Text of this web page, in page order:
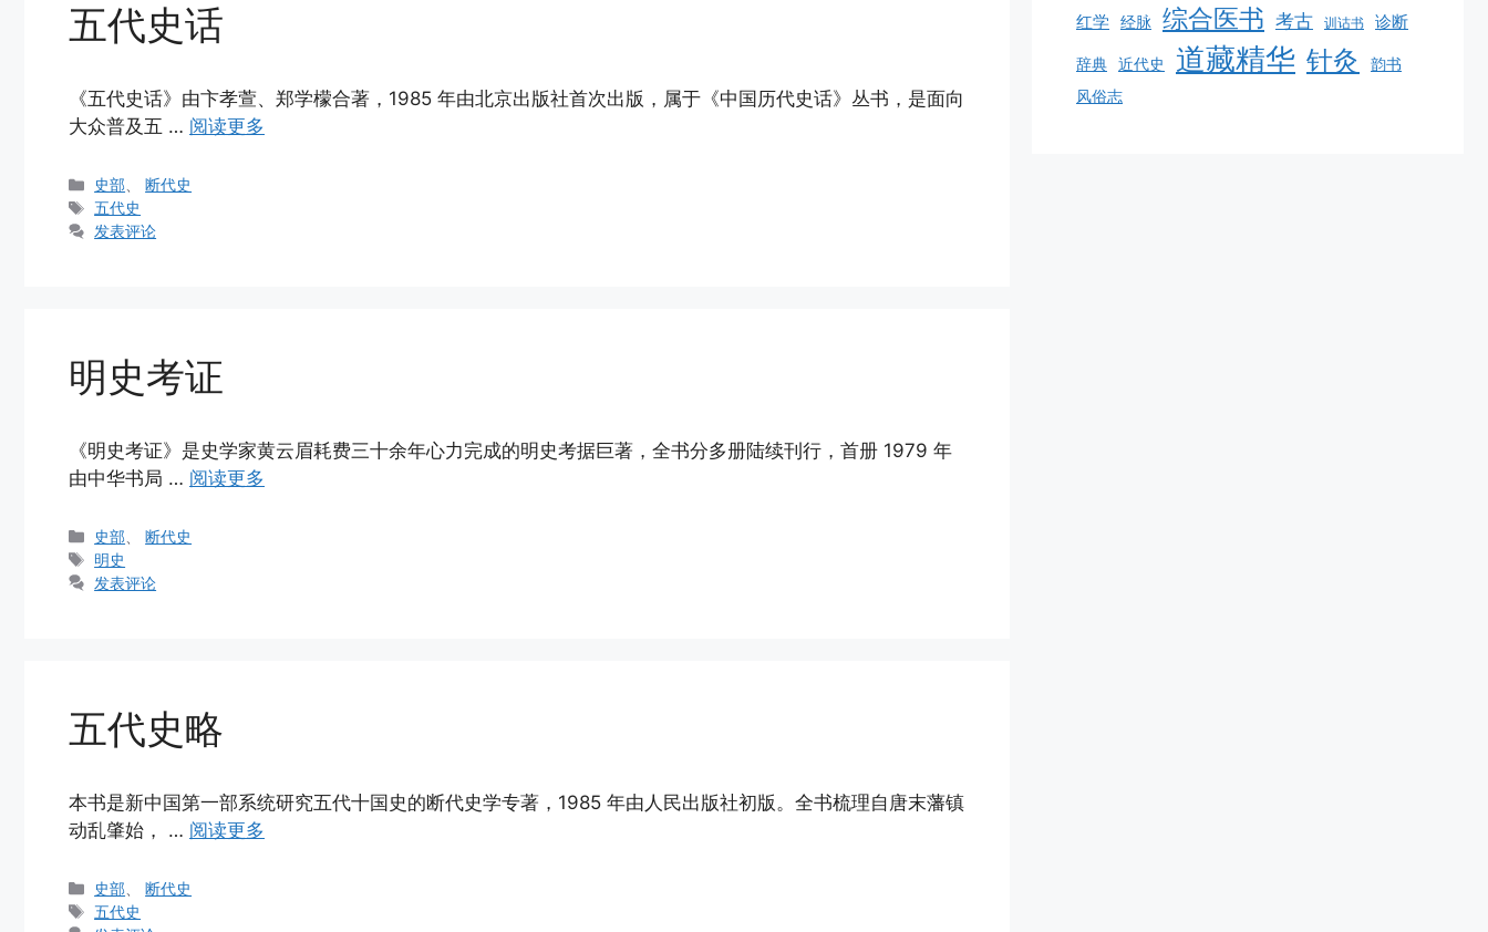
五代史话
《五代史话》由卞孝萱、郑学檬合著，1985 年由北京出版社首次出版，属于《中国历代史话》丛书，是面向
大众普及五 … 阅读更多
分
类
史部 、断代史
标
签
五代史
发表评论
明史考证
《明史考证》是史学家黄云眉耗费三十余年心力完成的明史考据巨著，全书分多册陆续刊行，首册 1979 年
由中华书局 … 阅读更多
分
类
史部 、断代史
标
签
明史
发表评论
五代史略
本书是新中国第一部系统研究五代十国史的断代史学专著，1985 年由人民出版社初版。全书梳理自唐末藩镇
动乱肇始， … 阅读更多
分
类
史部 、断代史
标
五代史
红学 经脉 综合医书 考古 训诂书 诊断
辞典 近代史 道藏精华 针灸 韵书
风俗志